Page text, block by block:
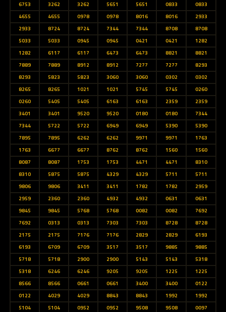
6753
3262 3262 5651 5651 0833
0833
4655
4655 0978 0978 8016 8016
2933
2933
8724 8724 7344 7344 8708
8708
5033
5033 0945 0945 0421 0421
1282
1282
6117 6117 6473 6473 8821
8821
7889
7889 8912 8912 7277 7277
8293
8293
5823 5823 3060 3060 0302
0302
8265
8265 1021 1021 5745 5745
0260
0260
5405 5405 6163 6163 2359
2359
3401
3401 9520 9520 0180 0180
7344
7344
5722 5722 6949 6949 5390
5390
7895
7895 6262 6262 9971 9971
1763
1763
6677 6677 8762 8762 1560
1560
8087
8087 1753 1753 4471 4471
8310
8310
5875 5875 4329 4329 5711
5711
9806
9806 3411 3411 1782 1782
2959
2959
2360 2360 4932 4932 0631
0631
9845
9845 5768 5768 0082 0082
7692
7692
0313 0313 7303 7303 8728
8728
2175
2175 7176 7176 2829 2829
6193
6193
6709 6709 3517 3517 9885
9885
5718
5718 2900 2900 5143 5143
5318
5318
6246 6246 9205 9205 1225
1225
8566
8566 0661 0661 3400 3400
0122
0122
4029 4029 8843 8843 1992
1992
5104
5104 0952 0952 9508 9508
0097